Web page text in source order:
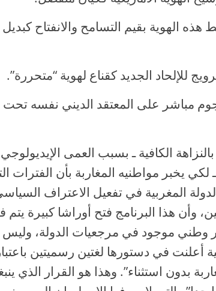
إلى 2016: ربط هذه الهوية بقيم التسامح
إلى 2024: هجوم مباشر على المعتقد الديني
الكافية ـ بسبب العمى
ـ لكي يخبر مواطنيه المغاربة بأن
الدولة المغربية في تفعيل الاعتراف
وأن هذا البرنامج فتح أوراشا كبيرة
وطني موجود في مرجعيات الدولة، وليس
أعلنت في دستورها لغتين رسميتين
بدون استثناء”. وهذا هو القرار الذي